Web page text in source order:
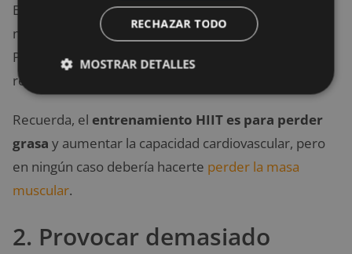
El HIIT, como todo el entrenamiento cardiovascular
no te ayuda crecer los músculos y ser más fuerte.
Para esto, tienes que levantar pesas pesadas y
reducir el ejercicio aérobico.
Recuerda, el entrenamiento HIIT es para perder
grasa y aumentar la capacidad cardiovascular, pero
en ningún caso debería hacerte perder la masa
muscular.
2. Provocar demasiado
RECHAZAR TODO
MOSTRAR DETALLES